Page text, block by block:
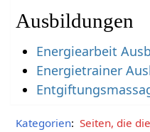
Ausbildungen
Energiearbeit
Energietrainer
Kategorien: Seiten, die